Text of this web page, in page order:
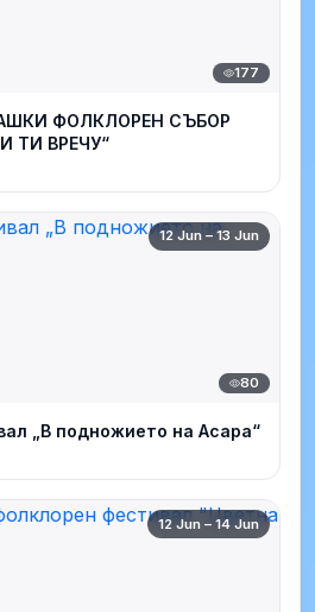
177
ФОЛКЛОРЕН СЪБОР
ТИ ВРЕЧУ“
12 Jun – 13 Jun
80
„В подножието на Асара“
12 Jun – 14 Jun